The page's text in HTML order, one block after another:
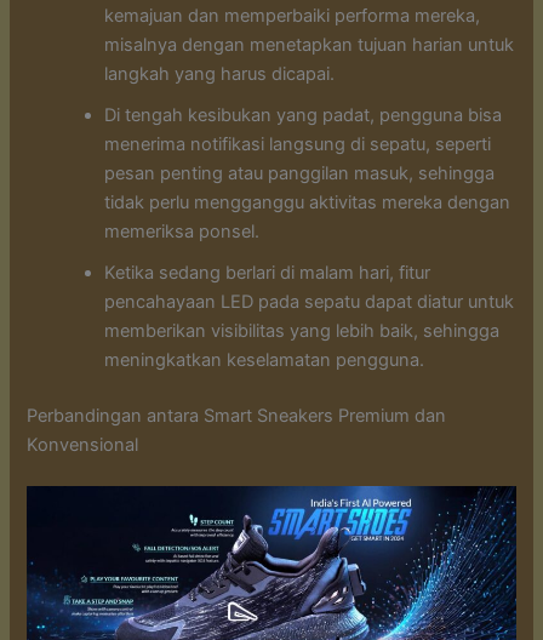
kemajuan dan memperbaiki performa mereka,
misalnya dengan menetapkan tujuan harian untuk
langkah yang harus dicapai.
Di tengah kesibukan yang padat, pengguna bisa
menerima notifikasi langsung di sepatu, seperti
pesan penting atau panggilan masuk, sehingga
tidak perlu mengganggu aktivitas mereka dengan
memeriksa ponsel.
Ketika sedang berlari di malam hari, fitur
pencahayaan LED pada sepatu dapat diatur untuk
memberikan visibilitas yang lebih baik, sehingga
meningkatkan keselamatan pengguna.
Perbandingan antara Smart Sneakers Premium dan
Konvensional